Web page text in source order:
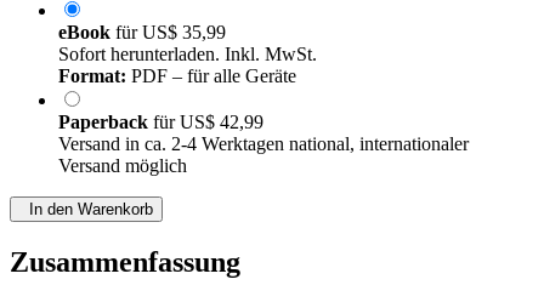
eBook fürUS$ 35,99
Sofort herunterladen. Inkl. MwSt.
Format: PDF – für alle Geräte
Paperback fürUS$ 42,99
Versand in ca. 2-4 Werktagen national, internationaler
Versand möglich
In den Warenkorb
Zusammenfassung